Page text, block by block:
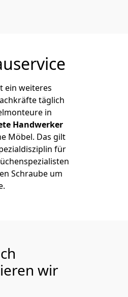
ein weiteres
täglich
in
Handwerker
Möbel. Das gilt
für
Schraube um
wir